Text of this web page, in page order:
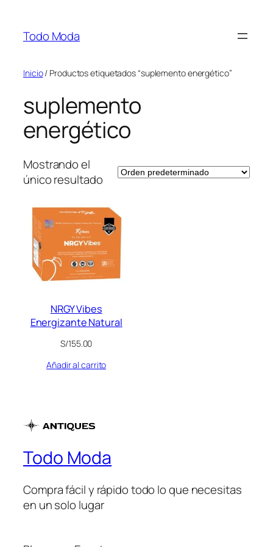
contenido
Todo Moda
Inicio/ Productos etiquetados “suplemento energético”
suplemento
energético
Mostrando el
único resultado
NRGY Vibes
Energizante Natural
S/155.00
Añadir al carrito
Todo Moda
Compra fácil y rápido todo lo que necesitas
en un solo lugar